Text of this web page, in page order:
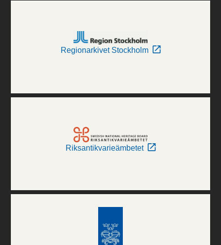
Regionarkivet Stockholm
Riksantikvarieämbetet